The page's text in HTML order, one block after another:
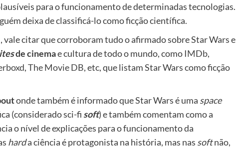
para o funcionamento de determinadas tecnologias.
deixa de classificá-lo como ficção científica.
vale citar que corroboram tudo o afirmado sobre Star Wars e
de cinemae cultura de todo o mundo, como IMDb,
,The Movie DB, etc, que listam Star Wars como ficção
onde também é informado que Star Wars é uma space
(considerado sci-fi soft) e também comentam como a
o nível de explicações para o funcionamento da
harda ciência é protagonista na história, mas nas softnão,